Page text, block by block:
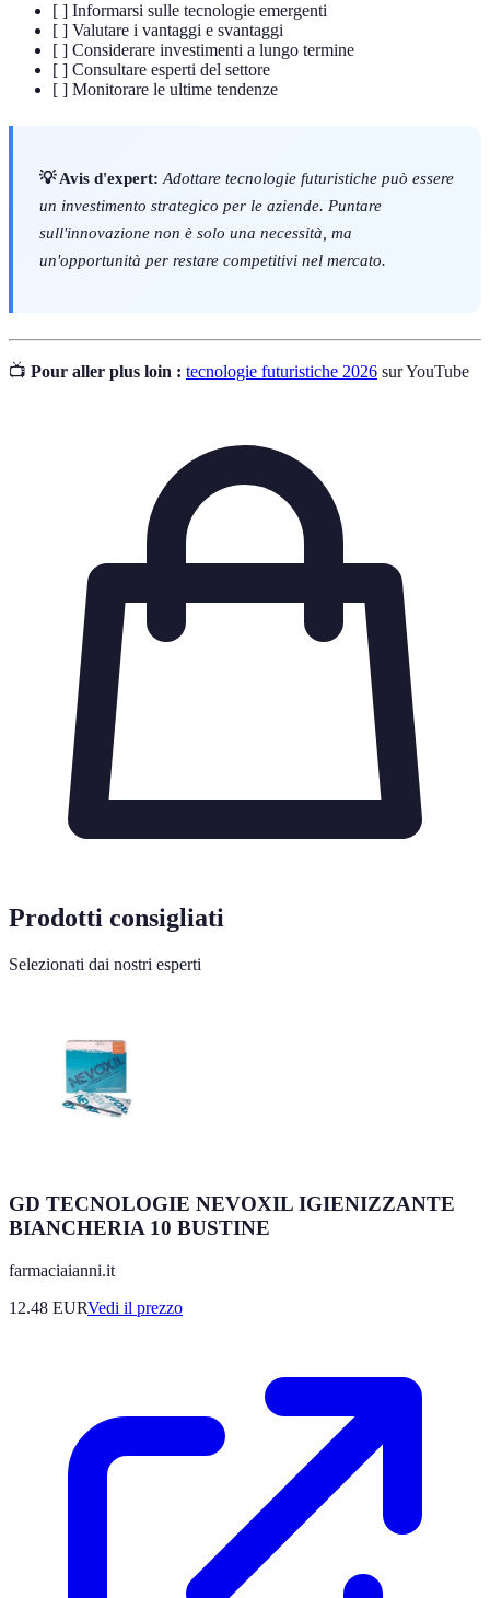
[ ] Informarsi sulle tecnologie emergenti
[ ] Valutare i vantaggi e svantaggi
[ ] Considerare investimenti a lungo termine
[ ] Consultare esperti del settore
[ ] Monitorare le ultime tendenze
💡 Avis d'expert: Adottare tecnologie futuristiche può essere
un investimento strategico per le aziende. Puntare
sull'innovazione non è solo una necessità, ma
un'opportunità per restare competitivi nel mercato.
📺 Pour aller plus loin : tecnologie futuristiche 2026 sur YouTube
Prodotti consigliati
Selezionati dai nostri esperti
GD TECNOLOGIE NEVOXIL IGIENIZZANTE
BIANCHERIA 10 BUSTINE
farmaciaianni.it
12.48 EURVedi il prezzo